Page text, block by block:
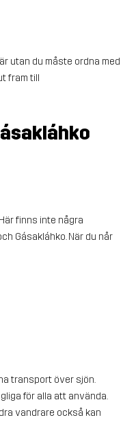
utan du måste ordna med
fram till
finns inte några
Gásakláhko. När du når
transport över sjön.
för alla att använda.
vandrare också kan